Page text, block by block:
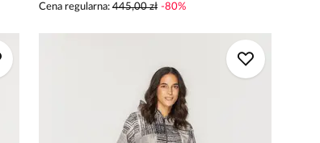
Cena regularna: 445,00 zł -80%